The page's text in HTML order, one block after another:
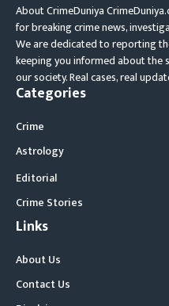
About CrimeDuniya
for breaking crime news,
We are dedicated to reporting
keeping you informed about the
our society. Real cases, real
Categories
Crime
Astrology
Editorial
Crime Stories
Links
About Us
Contact Us